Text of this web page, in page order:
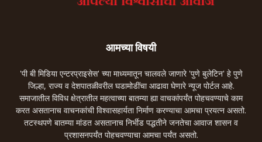
आमच्या विषयी
'पी बी मिडिया एन्टरप्राइसेस' च्या माध्यमातून चालवले जाणारे 'पुणे बुलेटिन' हे पुणे
जिल्हा, राज्य व देशपातळीवरील घडामोडींचा आढावा घेणारे न्यूज पोर्टल आहे.
समाजातील विविध क्षेत्रातील महत्वाच्या बातम्या ह्या वाचकांपर्यंत पोहचवण्याचे काम
करत असतानाच वाचनकांची विश्वासहार्यता निर्माण करण्याचा आमचा प्रयत्न असतो.
तटस्थपणे बातम्या मांडत असतानाच निर्भीड पद्धतीने जनतेचा आवाज शासन व
प्रशासनपर्यंत पोहचवण्याचा आमचा पर्यंत असतो.